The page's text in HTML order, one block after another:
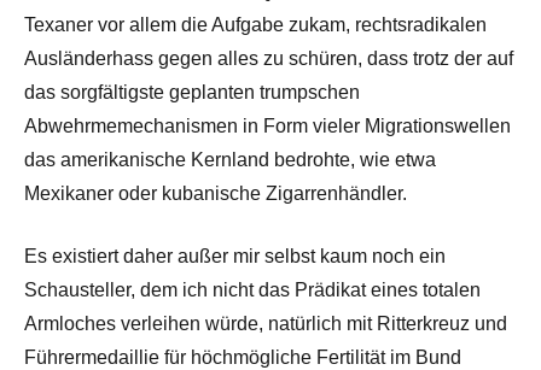
Texaner vor allem die Aufgabe zukam, rechtsradikalen
Ausländerhass gegen alles zu schüren, dass trotz der auf
das sorgfältigste geplanten trumpschen
Abwehrmemechanismen in Form vieler Migrationswellen
das amerikanische Kernland bedrohte, wie etwa
Mexikaner oder kubanische Zigarrenhändler.
Es existiert daher außer mir selbst kaum noch ein
Schausteller, dem ich nicht das Prädikat eines totalen
Armloches verleihen würde, natürlich mit Ritterkreuz und
Führermedaillie für höchmögliche Fertilität im Bund